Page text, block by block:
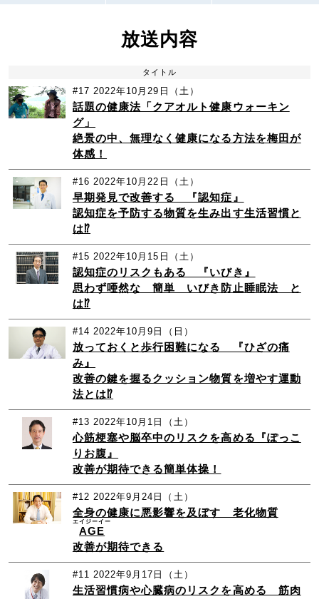
放送内容
タイトル
#17 2022年10月29日（土）
話題の健康法「クアオルト健康ウォーキン
グ」
絶景の中、無理なく健康になる方法を梅田が
体感！
#16 2022年10月22日（土）
早期発見で改善する 『認知症』
認知症を予防する物質を生み出す生活習慣と
は⁉
#15 2022年10月15日（土）
認知症のリスクもある 『いびき』
思わず唖然な 簡単 いびき防止睡眠法 と
は⁉
#14 2022年10月9日（日）
放っておくと歩行困難になる 『ひざの痛
み』
改善の鍵を握るクッション物質を増やす運動
法とは⁉
#13 2022年10月1日（土）
心筋梗塞や脳卒中のリスクを高める『ぽっこ
りお腹』
改善が期待できる簡単体操！
#12 2022年9月24日（土）
全身の健康に悪影響を及ぼす 老化物質
AGE
エイジーイー
改善が期待できる
#11 2022年9月17日（土）
生活習慣病や心臓病のリスクを高める 筋肉